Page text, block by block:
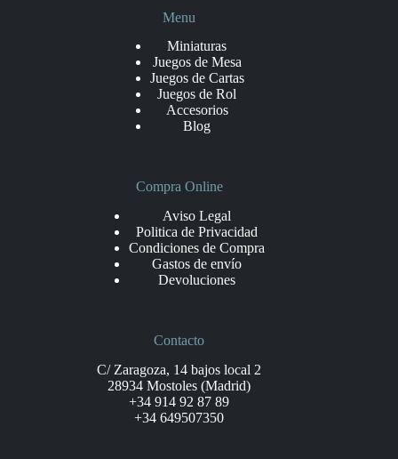
Menu
Miniaturas
Juegos de Mesa
Juegos de Cartas
Juegos de Rol
Accesorios
Blog
Compra Online
Aviso Legal
Politica de Privacidad
Condiciones de Compra
Gastos de envío
Devoluciones
Contacto
C/ Zaragoza, 14 bajos local 2
28934 Mostoles (Madrid)
+34 914 92 87 89
+34 649507350